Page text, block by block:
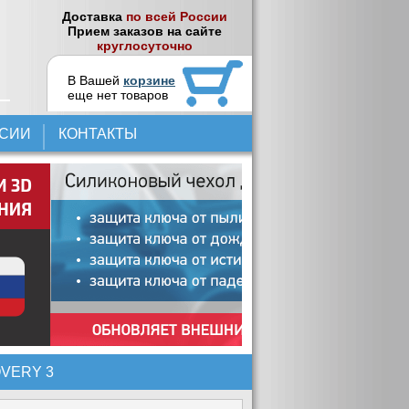
Доставка по всей России
Прием заказов на сайте
круглосуточно
В Вашей корзине
еще нет товаров
КОНТАКТЫ
3